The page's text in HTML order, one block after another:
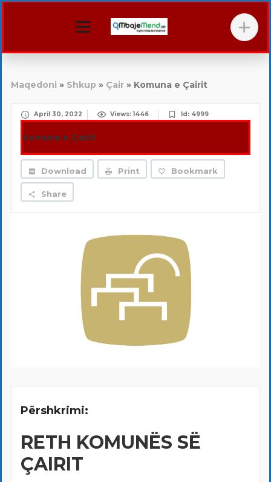
Maqedoni » Shkup » Çair » Komuna e Çairit
April 30, 2022 Views: 1446 Id: 4999
Komuna e Çairit
Download Print Bookmark
Share
Përshkrimi:
RETH KOMUNËS SË
ÇAIRIT